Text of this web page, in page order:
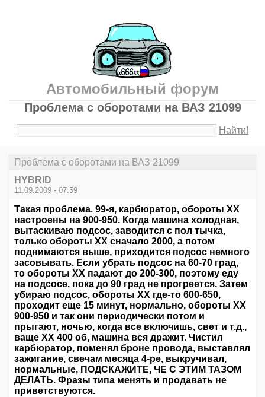
Автомобильный форум
Проблема с оборотами на ВАЗ 21099
Найти!
Проблема с оборотами на ВАЗ 21099
HYBRID
11.09.2009 - 07:59
Такая проблема. 99-я, карбюратор, обороты ХХ
настроены на 900-950. Когда машина холодная,
вытаскиваю подсос, заводится с пол тычка,
только обороты ХХ сначало 2000, а потом
поднимаются выше, приходится подсос немного
засовывать. Если убрать подсос на 60-70 град,
то обороты ХХ падают до 200-300, поэтому еду
на подсосе, пока до 90 град не прогреется. Затем
убираю подсос, обороты ХХ где-то 600-650,
проходит еще 15 минут, нормально, обороты ХХ
900-950 и так они периодически потом и
прыгают, ночью, когда все включишь, свет и т.д.,
ваще ХХ 400 об, машина вся дражит. Чистил
карбюратор, поменял броне провода, выставлял
зажигание, свечам месяца 4-ре, выкручивал,
нормальные, ПОДСКАЖИТЕ, ЧЕ C ЭТИМ ТАЗОМ
ДЕЛАТЬ. Фразы типа менять и продавать не
приветствуются.